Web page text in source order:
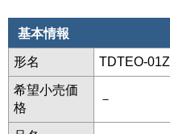
基本情報
形名 TDTEO-01Z
希望小売価
格
－